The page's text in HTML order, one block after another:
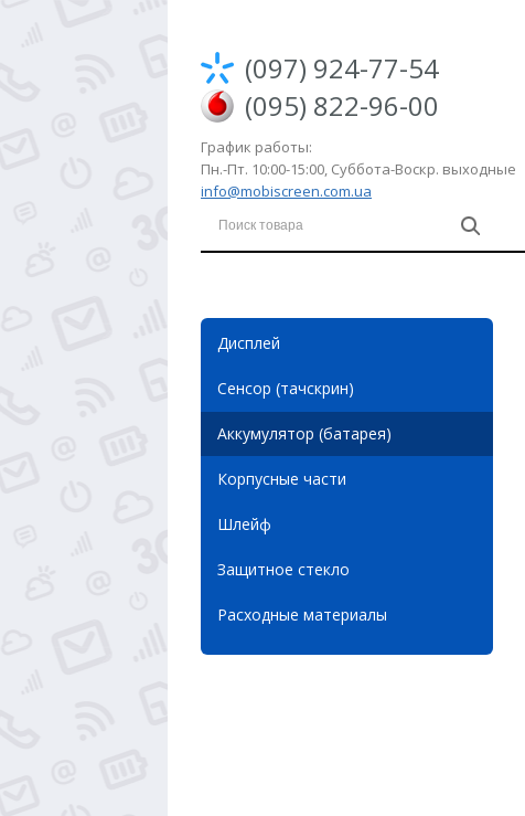
(097) 924-77-54
(095) 822-96-00
График работы:
Пн.-Пт. 10:00-15:00, Суббота-Воскр. выходные
info@mobiscreen.com.ua
Дисплей
Сенсор (тачскрин)
Аккумулятор (батарея)
Корпусные части
Шлейф
Защитное стекло
Расходные материалы